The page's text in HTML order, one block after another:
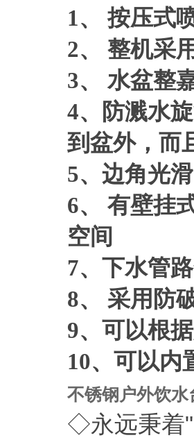
1、
按压式
2、
整机采
3、
水盆整
4、
防溅水
到盆外，而
5、边角光
6、
有壁挂
空间
7、下水管
8、
采用防
9、可以根
10、可以内
不锈钢户外饮水
◇永远秉着"